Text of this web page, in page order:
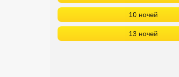
10 ночей
13 ночей